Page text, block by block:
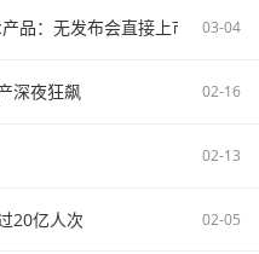
品：无发布会直接上市 03-04
深夜狂飙 02-16
02-13
20亿人次 02-05